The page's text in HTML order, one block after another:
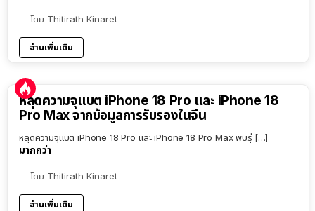
โดย Thitirath Kinaret
อ่านเพิ่มเติม
หลุดความจุแบต iPhone 18 Pro และ iPhone 18
Pro Max จากข้อมูลการรับรองในจีน
หลุดความจุแบต iPhone 18 Pro และ iPhone 18 Pro Max พบรุ่ […]
มากกว่า
โดย Thitirath Kinaret
อ่านเพิ่มเติม